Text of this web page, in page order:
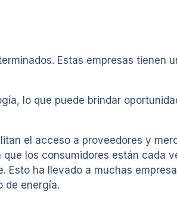
Estas empresas tienen
lo que puede brindar
el acceso a proveedores y
los consumidores están cada
Esto ha llevado a muchas
de energía.